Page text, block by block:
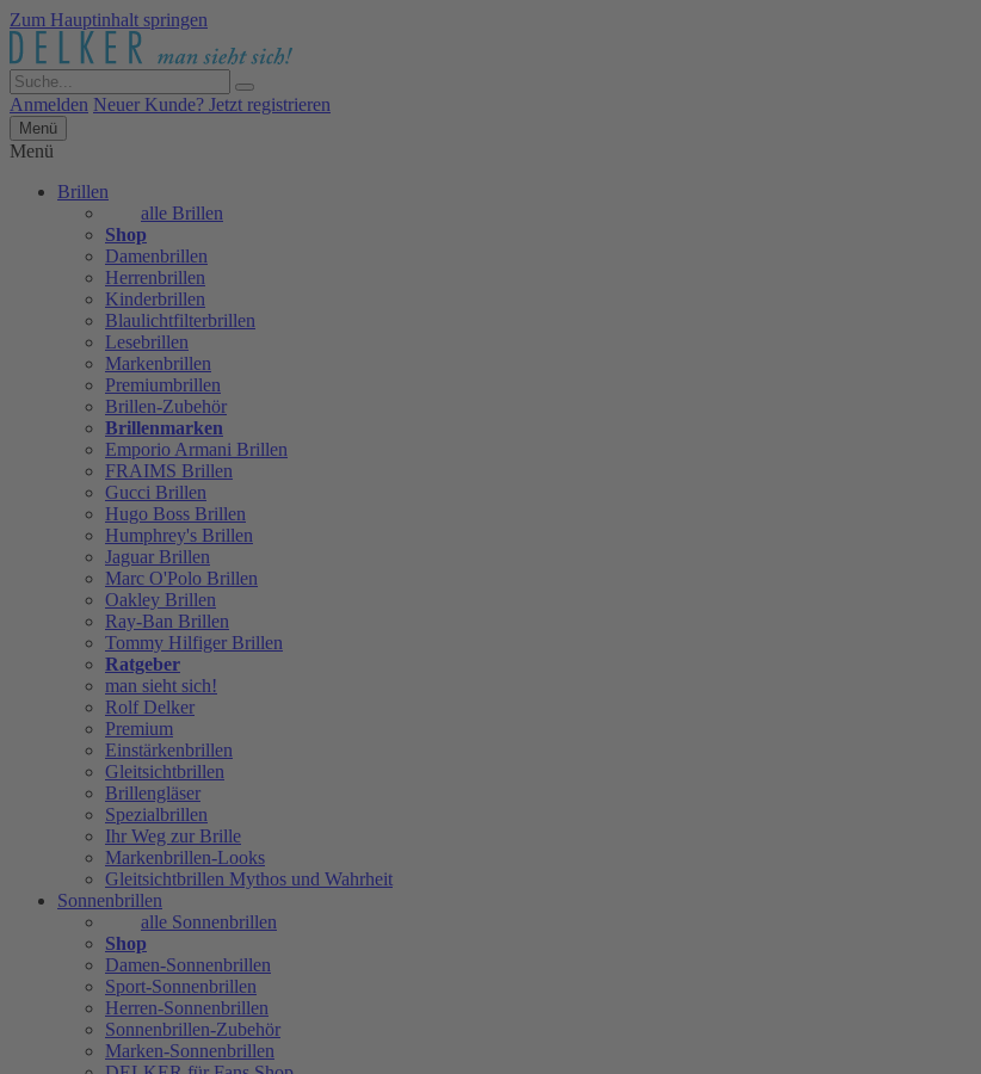
Zum Hauptinhalt springen
Anmelden Neuer Kunde? Jetzt registrieren
Menü
Menü
Brillen
alle Brillen
Shop
Damenbrillen
Herrenbrillen
Kinderbrillen
Blaulichtfilterbrillen
Lesebrillen
Markenbrillen
Premiumbrillen
Brillen-Zubehör
Brillenmarken
Emporio Armani Brillen
FRAIMS Brillen
Gucci Brillen
Hugo Boss Brillen
Humphrey's Brillen
Jaguar Brillen
Marc O'Polo Brillen
Oakley Brillen
Ray-Ban Brillen
Tommy Hilfiger Brillen
Ratgeber
man sieht sich!
Rolf Delker
Premium
Einstärkenbrillen
Gleitsichtbrillen
Brillengläser
Spezialbrillen
Ihr Weg zur Brille
Markenbrillen-Looks
Gleitsichtbrillen Mythos und Wahrheit
Sonnenbrillen
alle Sonnenbrillen
Shop
Damen-Sonnenbrillen
Sport-Sonnenbrillen
Herren-Sonnenbrillen
Sonnenbrillen-Zubehör
Marken-Sonnenbrillen